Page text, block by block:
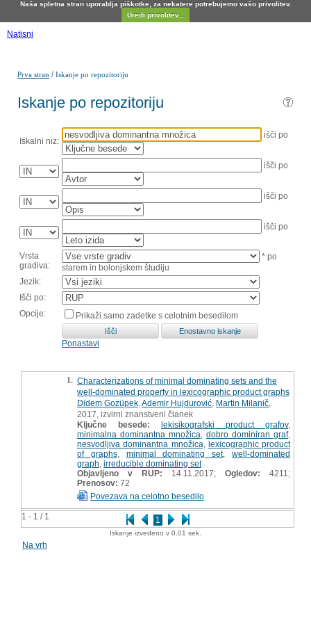
Naša spletna stran uporablja piškotke, za nekatere potrebujemo vašo privolitev.
Uredi privolitev...
Natisni
Prva stran /Iskanje po repozitoriju
Iskanje po repozitoriju
Iskalni niz:
išči po
išči po
išči po
išči po
Vrsta
gradiva:
* po
starem in bolonjskem študiju
Jezik:
Išči po:
Opcije:
Prikaži samo zadetke s celotnim besedilom
Ponastavi
1 - 1 / 1 1
1. Characterizations of minimal dominating sets and the
well-dominated property in lexicographic product graphs
Didem Gozüpek Ademir Hujdurović Martin Milanič
2017, izvirni znanstveni članek
Ključne besede:
lekisikografski product grafov,
minimalna dominantna množica
dobro dominiran graf,
nesvodljiva dominantna množica lexicographic product
of graphs, minimal dominating set,well-dominated
graph irreducible dominating set
Objavljeno v RUP: 14.11.2017; Ogledov: 4211;
Prenosov: 72
Povezava na celotno besedilo
Iskanje izvedeno v 0.01 sek.
Na vrh